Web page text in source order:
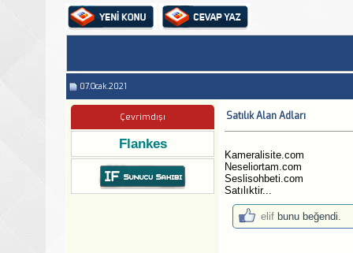
07.Ocak.2021
Çevrimdışı
Flankes
Satılık Alan Adları
Kameralisite.com
Neseliortam.com
Seslisohbeti.com
Satılıktir...
elif bunu beğendi.